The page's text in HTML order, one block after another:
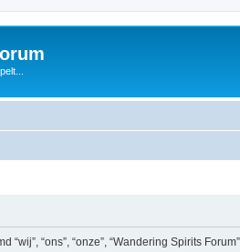
“ons”, “onze”, “Wandering Spirits